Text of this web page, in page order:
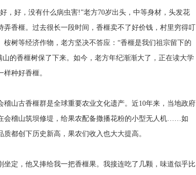
好，没有什么病虫害!”老方70岁出头，中等身材，头发花
香榧。过去很长一段时间，香榧卖不了好价钱，村里穷得叮
树等经济作物，老方坚决不答应：“香榧是我们祖宗留下的
的香榧树保了下来。如今，老方年纪渐渐大了，正在读大学
种好香榧。
山古香榧群是全球重要农业文化遗产。近10年来，当地政府
会稽山筑坝修堤，给果农配备撒播花粉的小型无人机……如
都创下历史新高，果农们收入也大大提高。
定，他又捧给我一把香榧果。我接连吃了几颗，味道似乎比